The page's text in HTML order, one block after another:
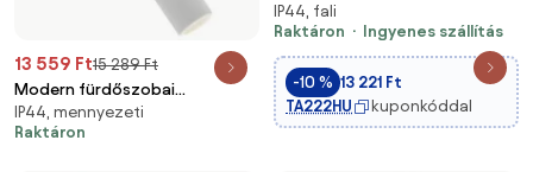
13 559 Ft15 289 Ft
Modern fürdőszobai
spotlámpa fehér 3-lámpás IP44
- Ducha
IP44, mennyezeti
Raktáron
fali lámpa LED/13W/230V IP44
IP44, fali
Raktáron
Ingyenes szállítás
-10 % 13 221 Ft
TA222HU
kuponkóddal